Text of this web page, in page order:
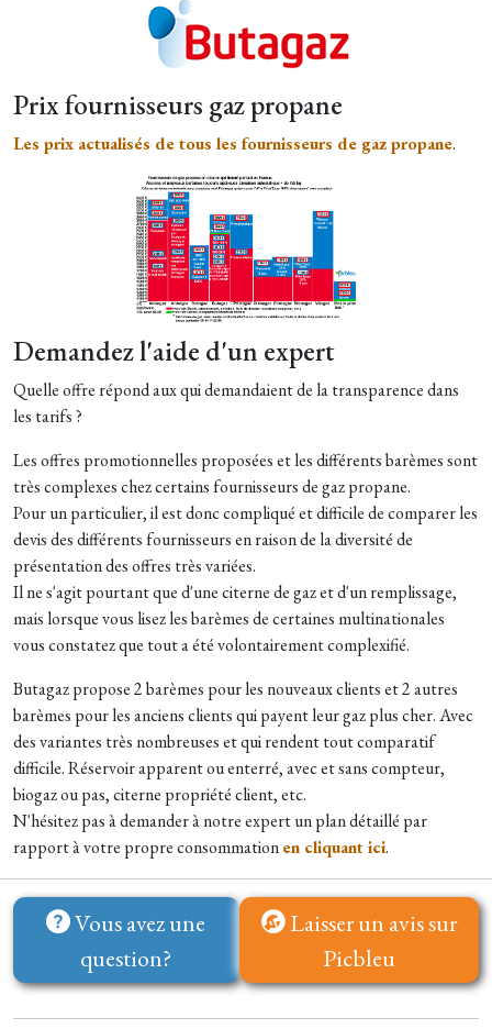
Prix fournisseurs gaz propane
Les prix actualisés de tous les fournisseurs de gaz propane.
Demandez l'aide d'un expert
Quelle offre répond aux qui demandaient de la transparence dans
les tarifs ?
Les offres promotionnelles proposées et les différents barèmes sont
très complexes chez certains fournisseurs de gaz propane.
Pour un particulier, il est donc compliqué et difficile de comparer les
devis des différents fournisseurs en raison de la diversité de
présentation des offres très variées.
Il ne s'agit pourtant que d'une citerne de gaz et d'un remplissage,
mais lorsque vous lisez les barèmes de certaines multinationales
vous constatez que tout a été volontairement complexifié.
Butagaz propose 2 barèmes pour les nouveaux clients et 2 autres
barèmes pour les anciens clients qui payent leur gaz plus cher. Avec
des variantes très nombreuses et qui rendent tout comparatif
difficile. Réservoir apparent ou enterré, avec et sans compteur,
biogaz ou pas, citerne propriété client, etc.
N'hésitez pas à demander à notre expert un plan détaillé par
rapport à votre propre consommationen cliquant ici.
Vous avez une
question?
Laisser un avis sur
Picbleu